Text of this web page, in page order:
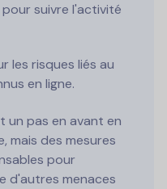
pour suivre l'activité
les risques liés au
en ligne.
un pas en avant en
mais des mesures
pour
d'autres menaces